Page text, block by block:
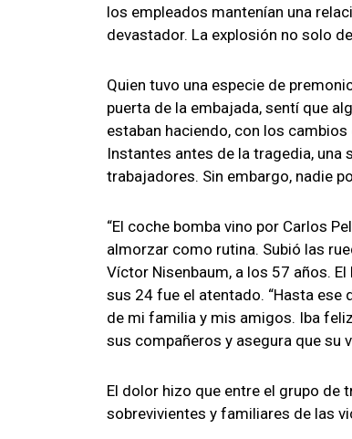
los empleados mantenían una
devastador. La explosión no solo
Quien tuvo una especie de
puerta de la embajada, sentí que
estaban haciendo, con los
Instantes antes de la tragedia,
trabajadores. Sin embargo, nadie
“El coche bomba vino por Carlos
almorzar como rutina. Subió las
Víctor Nisenbaum, a los 57 años.
sus 24 fue el atentado. “Hasta ese
de mi familia y mis amigos. Iba
sus compañeros y asegura que su
El dolor hizo que entre el grupo de
sobrevivientes y familiares de las